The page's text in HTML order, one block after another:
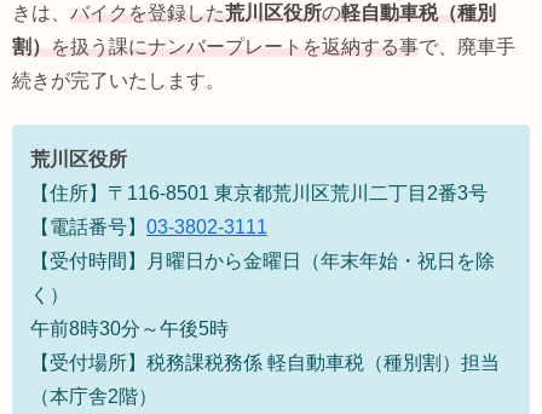
きは、 バイクを登録した荒川区役所の軽自動車税（種別
割）を扱う課にナンバープレートを返納する事で、廃車手
続きが完了いたします。
荒川区役所
【住所】〒116-8501 東京都荒川区荒川二丁目2番3号
【電話番号】 03-3802-3111
【受付時間】月曜日から金曜日（年末年始・祝日を除
く）
午前8時30分～午後5時
【受付場所】税務課税務係 軽自動車税（種別割）担当
（本庁舎2階）